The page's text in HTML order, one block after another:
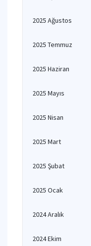
2025 Ağustos
2025 Temmuz
2025 Haziran
2025 Mayıs
2025 Nisan
2025 Mart
2025 Şubat
2025 Ocak
2024 Aralık
2024 Ekim